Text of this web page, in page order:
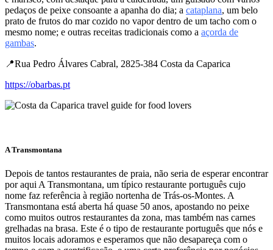
pedaços de peixe consoante a apanha do dia; a cataplana, um belo
prato de frutos do mar cozido no vapor dentro de um tacho com o
mesmo nome; e outras receitas tradicionais como a açorda de
gambas.
📍Rua Pedro Álvares Cabral, 2825-384 Costa da Caparica
https://obarbas.pt
A Transmontana
Depois de tantos restaurantes de praia, não seria de esperar encontrar
por aqui A Transmontana, um típico restaurante português cujo
nome faz referência à região nortenha de Trás-os-Montes. A
Transmontana está aberta há quase 50 anos, apostando no peixe
como muitos outros restaurantes da zona, mas também nas carnes
grelhadas na brasa. Este é o tipo de restaurante português que nós e
muitos locais adoramos e esperamos que não desapareça com o